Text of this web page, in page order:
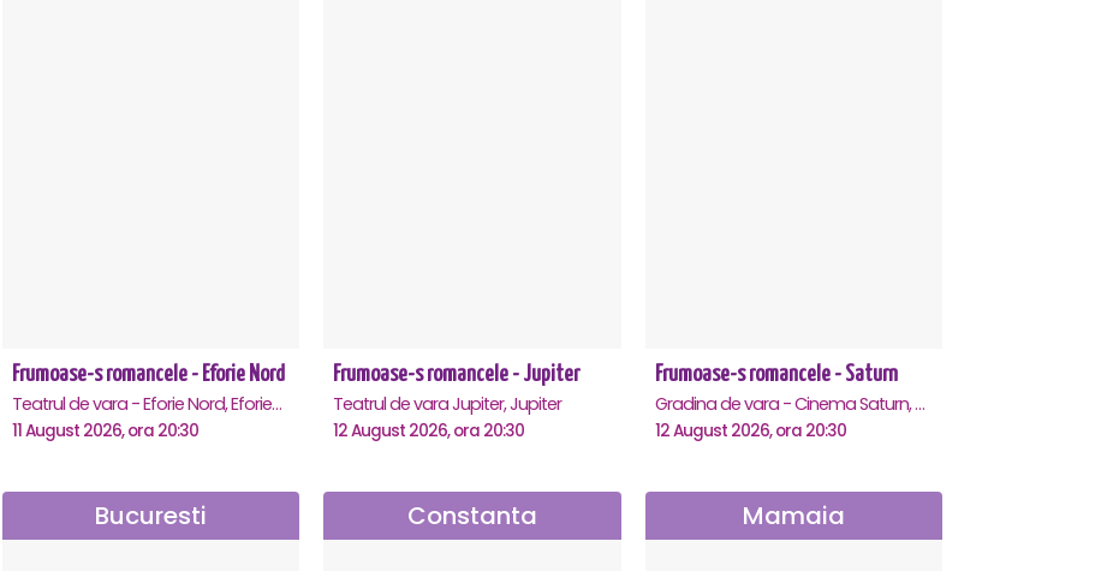
Frumoase-s romancele - Eforie Nord
Teatrul de vara - Eforie Nord, Eforie-Nord
11 August 2026, ora 20:30
Frumoase-s romancele - Jupiter
Teatrul de vara Jupiter, Jupiter
12 August 2026, ora 20:30
Frumoase-s romancele - Saturn
Gradina de vara - Cinema Saturn, Saturn
12 August 2026, ora 20:30
Bucuresti Constanta Mamaia